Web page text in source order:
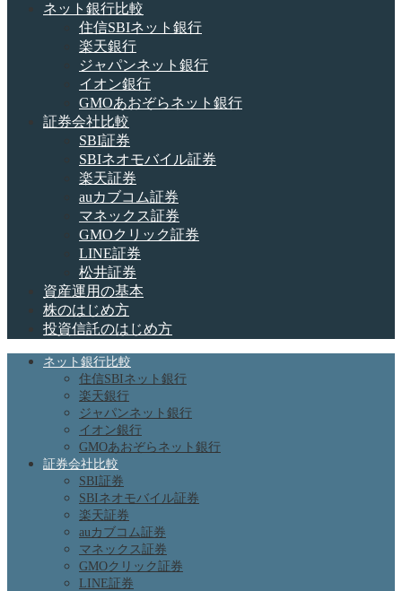
ネット銀行比較
住信SBIネット銀行
楽天銀行
ジャパンネット銀行
イオン銀行
GMOあおぞらネット銀行
証券会社比較
SBI証券
SBIネオモバイル証券
楽天証券
auカブコム証券
マネックス証券
GMOクリック証券
LINE証券
松井証券
資産運用の基本
株のはじめ方
投資信託のはじめ方
ネット銀行比較
住信SBIネット銀行
楽天銀行
ジャパンネット銀行
イオン銀行
GMOあおぞらネット銀行
証券会社比較
SBI証券
SBIネオモバイル証券
楽天証券
auカブコム証券
マネックス証券
GMOクリック証券
LINE証券